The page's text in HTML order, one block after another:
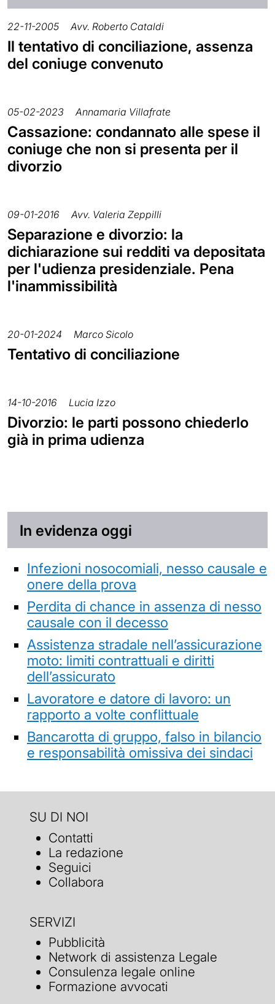
22-11-2005 Avv. Roberto Cataldi
Il tentativo di conciliazione, assenza
del coniuge convenuto
05-02-2023 Annamaria Villafrate
Cassazione: condannato alle spese il
coniuge che non si presenta per il
divorzio
09-01-2016 Avv. Valeria Zeppilli
Separazione e divorzio: la
dichiarazione sui redditi va depositata
per l'udienza presidenziale. Pena
l'inammissibilità
20-01-2024 Marco Sicolo
Tentativo di conciliazione
14-10-2016 Lucia Izzo
Divorzio: le parti possono chiederlo
già in prima udienza
In evidenza oggi
Infezioni nosocomiali, nesso causale e
onere della prova
Perdita di chance in assenza di nesso
causale con il decesso
Assistenza stradale nell’assicurazione
moto: limiti contrattuali e diritti
dell’assicurato
Lavoratore e datore di lavoro: un
rapporto a volte conflittuale
Bancarotta di gruppo, falso in bilancio
e responsabilità omissiva dei sindaci
SU DI NOI
Contatti
La redazione
Seguici
Collabora
SERVIZI
Pubblicità
Network di assistenza Legale
Consulenza legale online
Formazione avvocati